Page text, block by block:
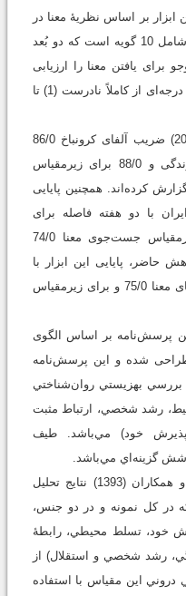
ابزار بر اساس نظریۀ معنا در
زندگی استگر (2006) طراحی شده و شامل 10 گویه است که دو بُعد
یافتن معنا را ارزیابی
می‌کنند. پاسخ‌ها در طیف لیکرت هفت درجه‌ای از کاملاً نادرست (1) تا
روایی و پایایی: استگر و دیگران (2006) ضریب آلفای کرونباخ 86/0
برای زیرمقیاس‌های وجود معنا در زندگی و 88/0 برای زیرمقیاس
کرده‌اند. همچنین پایایی
با دو هفته فاصله برای
زیرمقیاس‌های معنا 84/0 و برای زیرمقیاس جست‌جوی معنا 74/0
1388)، و در پژوهش حاضر، پایایی این ابزار با
روش آلفای کرونباخ برای زیرمقیاس‌های معنا 75/0 و برای زیرمقیاس
پرسش‌نامه بر اساس الگوی
روان‌شناختی ریف (1989) طراحی شده و اين پرسش‌نامه
بررسي بهزيستي روان‌شناختي
رشد شخصي، ارتباط مثبت
پذيرش خود) مي‌باشد. طيف
گزينه‌اي مي‌باشد.
روایی و پایایی: در پژوهش خانجانی و همكاران (1393) نتايج تحليل
در كل نمونه و در دو جنس،
خود، تسلط محيطي، رابطۀ
رشد شخصي و استقلال) از
اين مقياس با استفاده